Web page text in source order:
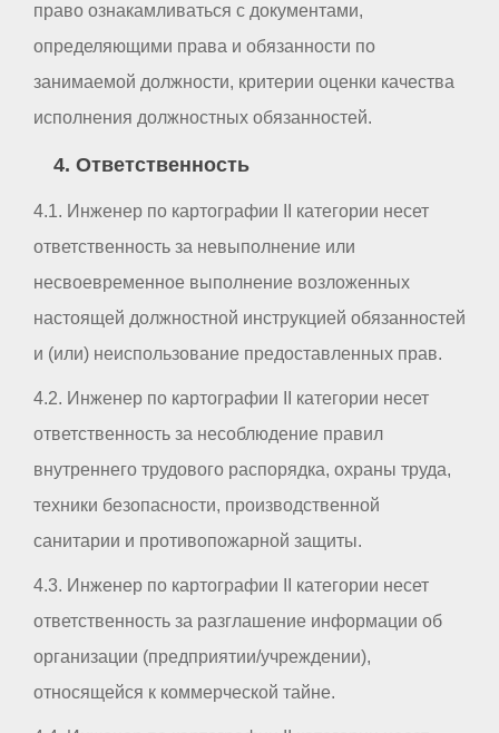
право ознакамливаться с документами,
определяющими права и обязанности по
занимаемой должности, критерии оценки качества
исполнения должностных обязанностей.
4. Ответственность
4.1. Инженер по картографии II категории несет
ответственность за невыполнение или
несвоевременное выполнение возложенных
настоящей должностной инструкцией обязанностей
и (или) неиспользование предоставленных прав.
4.2. Инженер по картографии II категории несет
ответственность за несоблюдение правил
внутреннего трудового распорядка, охраны труда,
техники безопасности, производственной
санитарии и противопожарной защиты.
4.3. Инженер по картографии II категории несет
ответственность за разглашение информации об
организации (предприятии/учреждении),
относящейся к коммерческой тайне.